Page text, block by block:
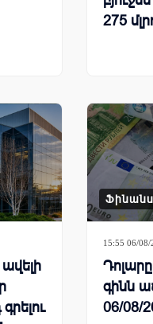
275
15:55 06/08/
գինն
06/08/